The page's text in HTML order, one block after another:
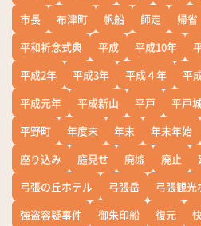
市長
布津町 帆船 師走 帰省
平和祈念式典
平成 平成10年
平成2年
平成3年 平成４年 平
平成元年
平成新山 平戸 平戸
平野町
年度末 年末 年末年始
座り込み
庭見せ 廃墟 廃止
弓張の丘ホテル
弓張岳 弓張観光
強盗容疑事件
御朱印船 復元